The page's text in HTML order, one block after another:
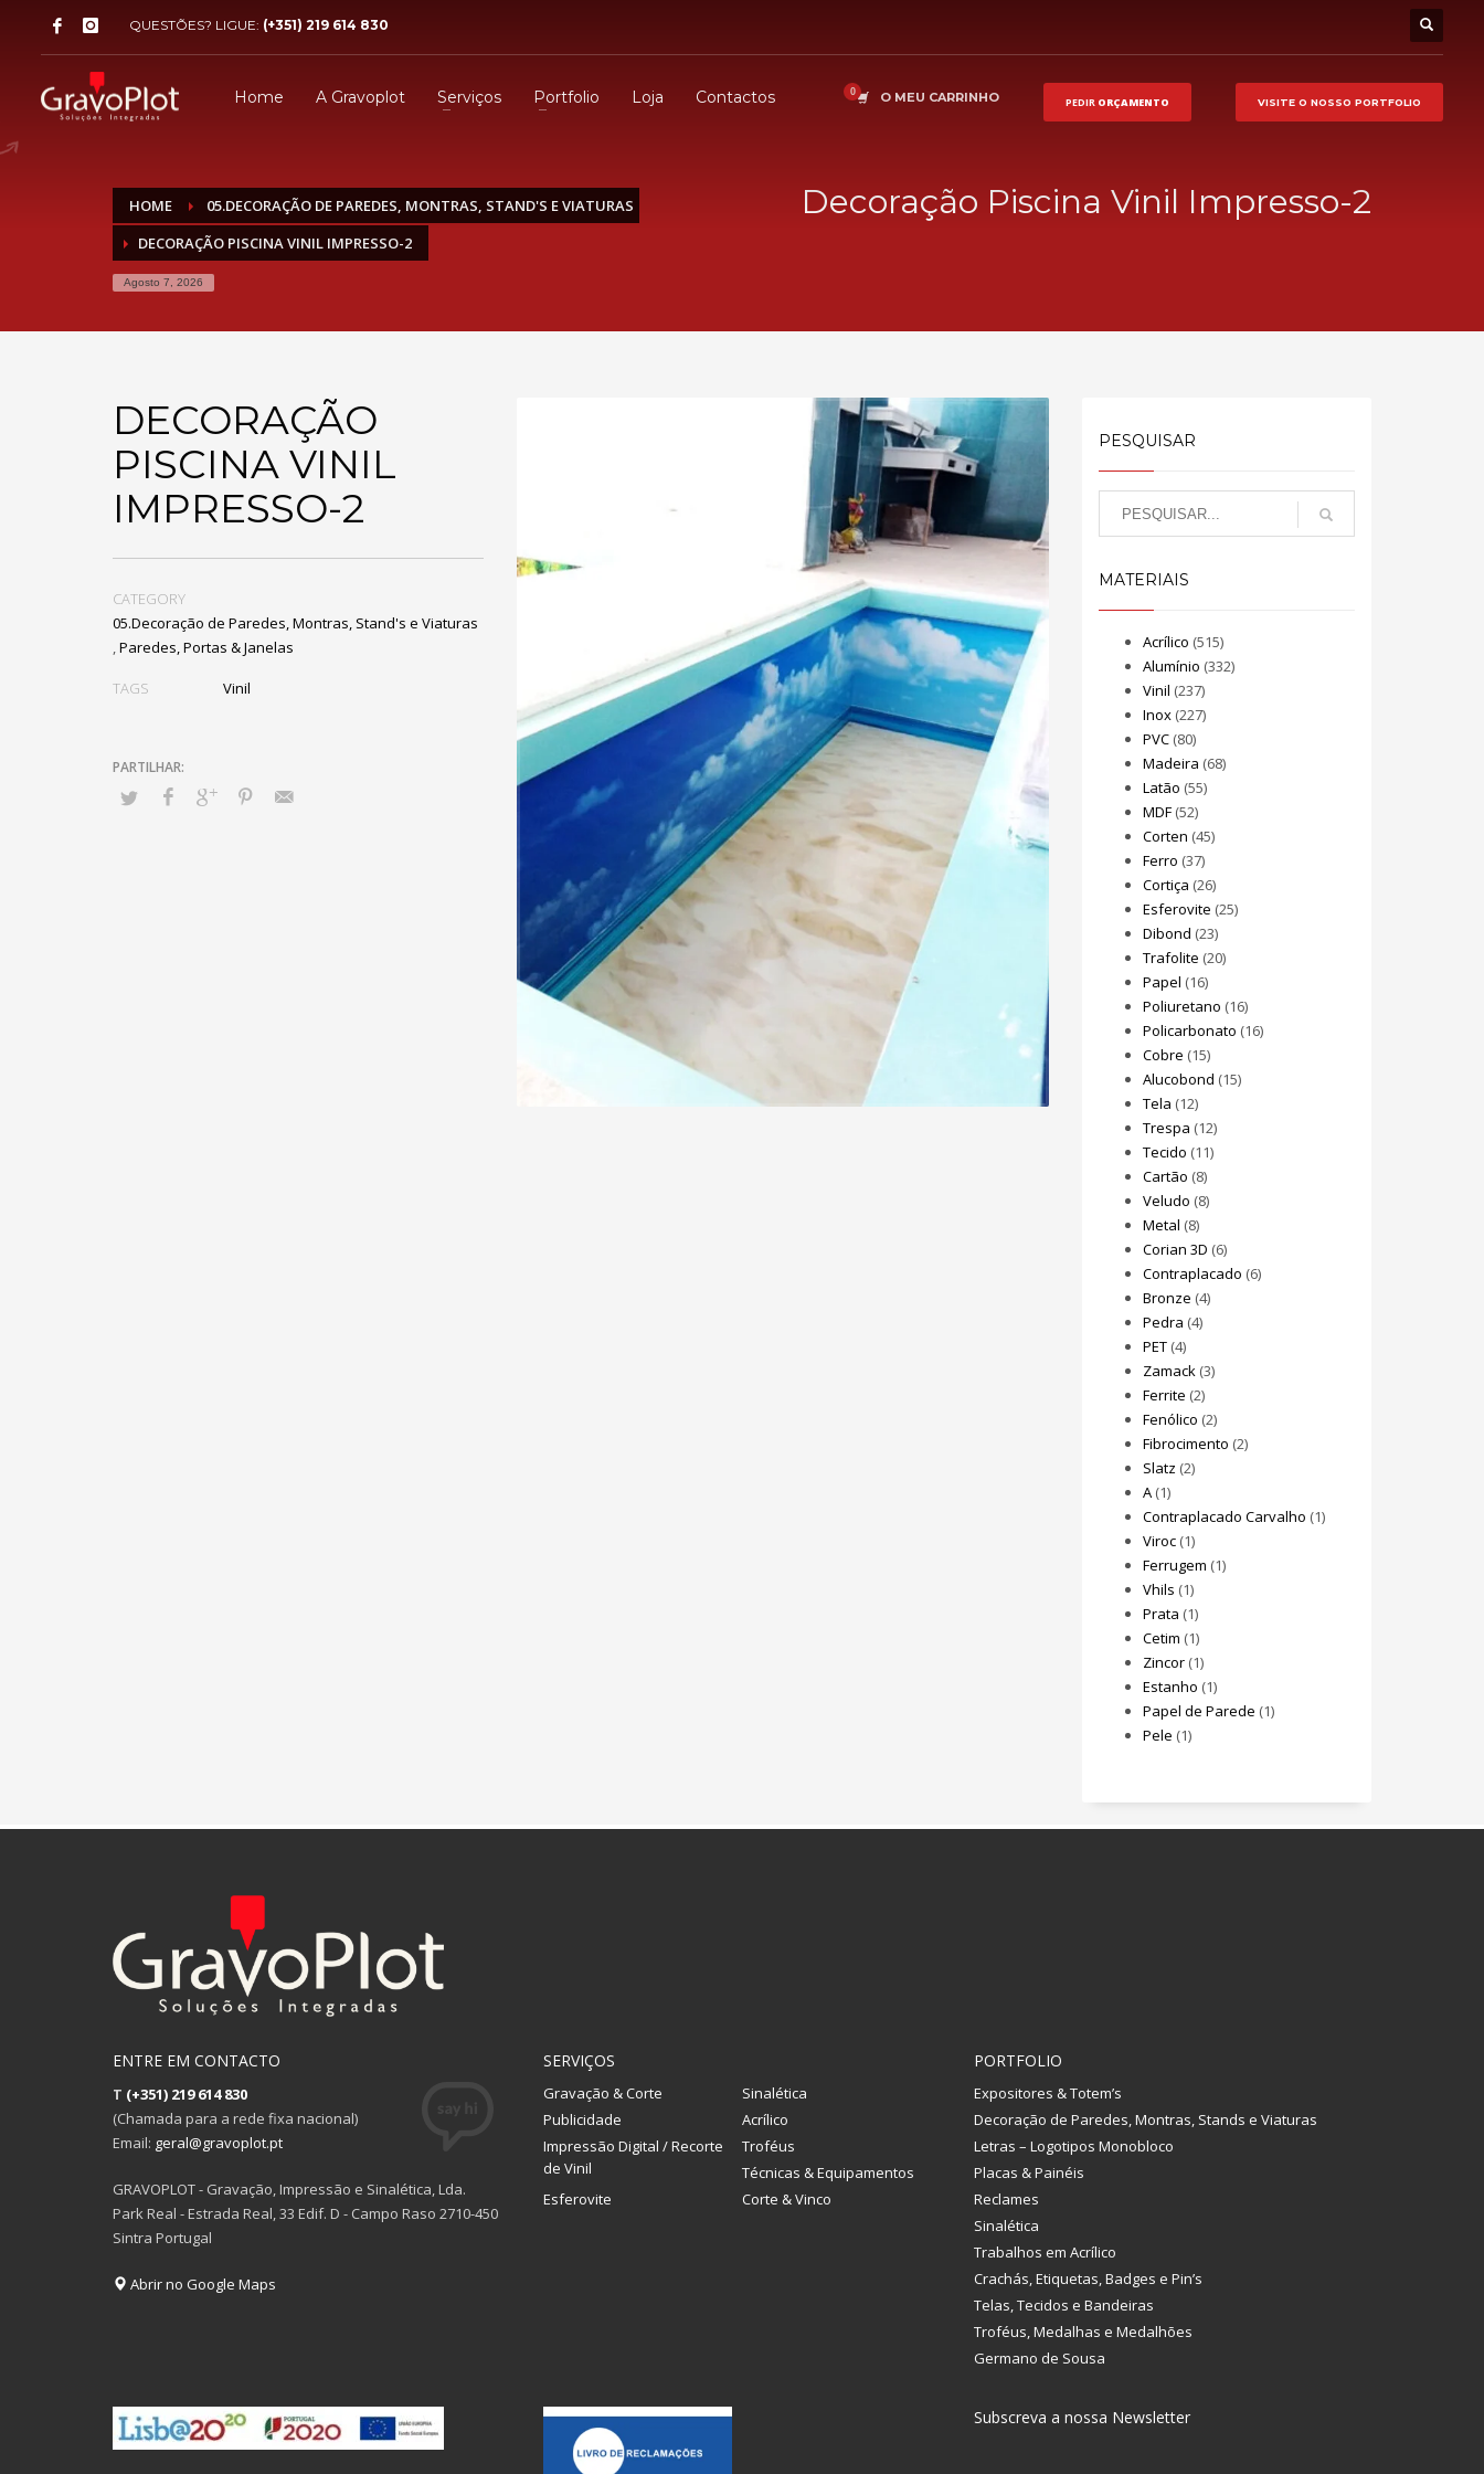
QUESTÕES? LIGUE: (+351) 219 614 830
Home A Gravoplot Serviços Portfolio Loja Contactos O MEU CARRINHO PEDIR ORÇAMENTO VISITE O NOSSO PORTFOLIO
HOME
05.DECORAÇÃO DE PAREDES, MONTRAS, STAND'S E VIATURAS
DECORAÇÃO PISCINA VINIL IMPRESSO-2
Agosto 7, 2026
Decoração Piscina Vinil Impresso-2
DECORAÇÃO
PISCINA VINIL
IMPRESSO-2
CATEGORY
05.Decoração de Paredes, Montras, Stand's e Viaturas
,Paredes, Portas & Janelas
TAGS Vinil
PESQUISAR
MATERIAIS
Acrílico (515)
Alumínio (332)
Vinil (237)
Inox(227)
PVC(80)
Madeira (68)
Latão (55)
MDF(52)
Corten (45)
Ferro (37)
Cortiça (26)
Esferovite (25)
Dibond (23)
Trafolite (20)
Papel (16)
Poliuretano (16)
Policarbonato (16)
Cobre (15)
Alucobond (15)
Tela (12)
Trespa (12)
Tecido (11)
Cartão (8)
Veludo (8)
Metal (8)
Corian 3D (6)
Contraplacado (6)
Bronze (4)
Pedra (4)
PET(4)
Zamack(3)
Ferrite (2)
Fenólico (2)
Fibrocimento (2)
Slatz (2)
A(1)
Contraplacado Carvalho (1)
Viroc(1)
Ferrugem (1)
Vhils (1)
Prata (1)
Cetim (1)
Zincor(1)
Estanho (1)
Papel de Parede (1)
Pele (1)
ENTRE EM CONTACTO
T (+351) 219 614 830
(Chamada para a rede fixa nacional)
Email: geral@gravoplot.pt
GRAVOPLOT - Gravação, Impressão e Sinalética, Lda.
Park Real - Estrada Real, 33 Edif. D - Campo Raso 2710-450
Sintra Portugal
Abrir no Google Maps
SERVIÇOS
Gravação & Corte
Sinalética
Publicidade
Acrílico
Impressão Digital / Recorte
de Vinil
Troféus
Técnicas & Equipamentos
Esferovite
Corte & Vinco
PORTFOLIO
Expositores & Totem’s
Decoração de Paredes, Montras, Stands e Viaturas
Letras – Logotipos Monobloco
Placas & Painéis
Reclames
Sinalética
Trabalhos em Acrílico
Crachás, Etiquetas, Badges e Pin’s
Telas, Tecidos e Bandeiras
Troféus, Medalhas e Medalhões
Germano de Sousa
Subscreva a nossa Newsletter